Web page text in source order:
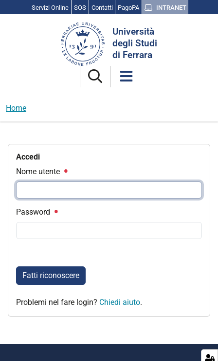
Servizi Online SOS Contatti PagoPA INTRANET
Università
degli Studi
di Ferrara
Home
Accedi
Nome utente
Password
Fatti riconoscere
Problemi nel fare login? Chiedi aiuto.